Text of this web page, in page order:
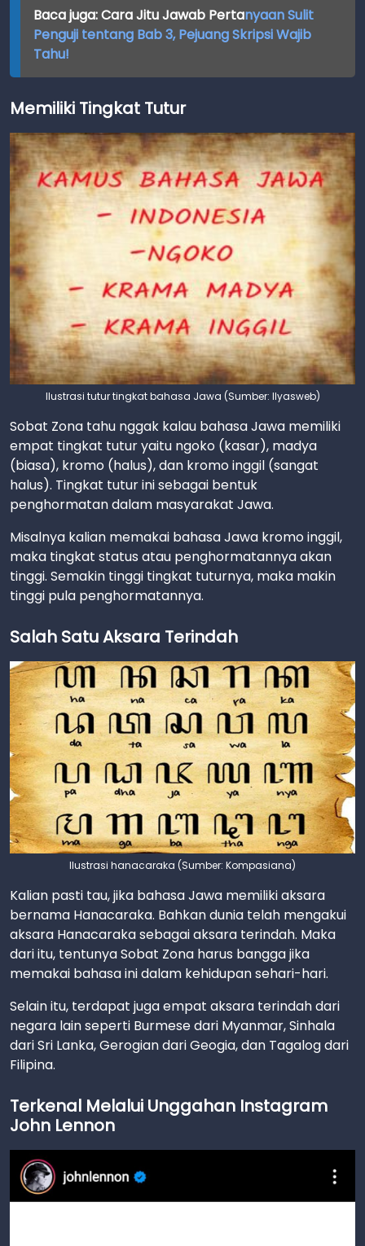
Baca juga: Cara Jitu Jawab Pertanyaan Sulit
Penguji tentang Bab 3, Pejuang Skripsi Wajib
Tahu!
Memiliki Tingkat Tutur
Ilustrasi tutur tingkat bahasa Jawa (Sumber: Ilyasweb)
Sobat Zona tahu nggak kalau bahasa Jawa memiliki
empat tingkat tutur yaitu ngoko (kasar), madya
(biasa), kromo (halus), dan kromo inggil (sangat
halus). Tingkat tutur ini sebagai bentuk
penghormatan dalam masyarakat Jawa.
Misalnya kalian memakai bahasa Jawa kromo inggil,
maka tingkat status atau penghormatannya akan
tinggi. Semakin tinggi tingkat tuturnya, maka makin
tinggi pula penghormatannya.
Salah Satu Aksara Terindah
Ilustrasi hanacaraka (Sumber: Kompasiana)
Kalian pasti tau, jika bahasa Jawa memiliki aksara
bernama Hanacaraka. Bahkan dunia telah mengakui
aksara Hanacaraka sebagai aksara terindah. Maka
dari itu, tentunya Sobat Zona harus bangga jika
memakai bahasa ini dalam kehidupan sehari-hari.
Selain itu, terdapat juga empat aksara terindah dari
negara lain seperti Burmese dari Myanmar, Sinhala
dari Sri Lanka, Gerogian dari Geogia, dan Tagalog dari
Filipina.
Terkenal Melalui Unggahan Instagram
John Lennon